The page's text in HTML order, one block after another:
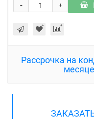
+
-
Рассрочка на